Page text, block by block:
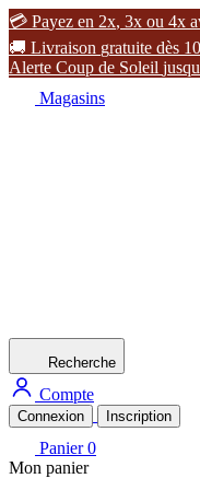
 Payez en 2x, 3x ou 4x a
 Livraison gratuite dès 10
Alerte Coup de Soleil jusqu
Magasins
Recherche
Compte
Connexion Inscription
Panier 0
Mon panier